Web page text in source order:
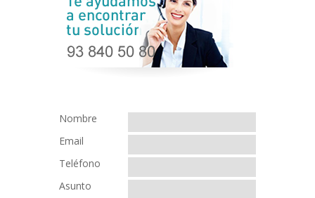
Nombre
Email
Teléfono
Asunto